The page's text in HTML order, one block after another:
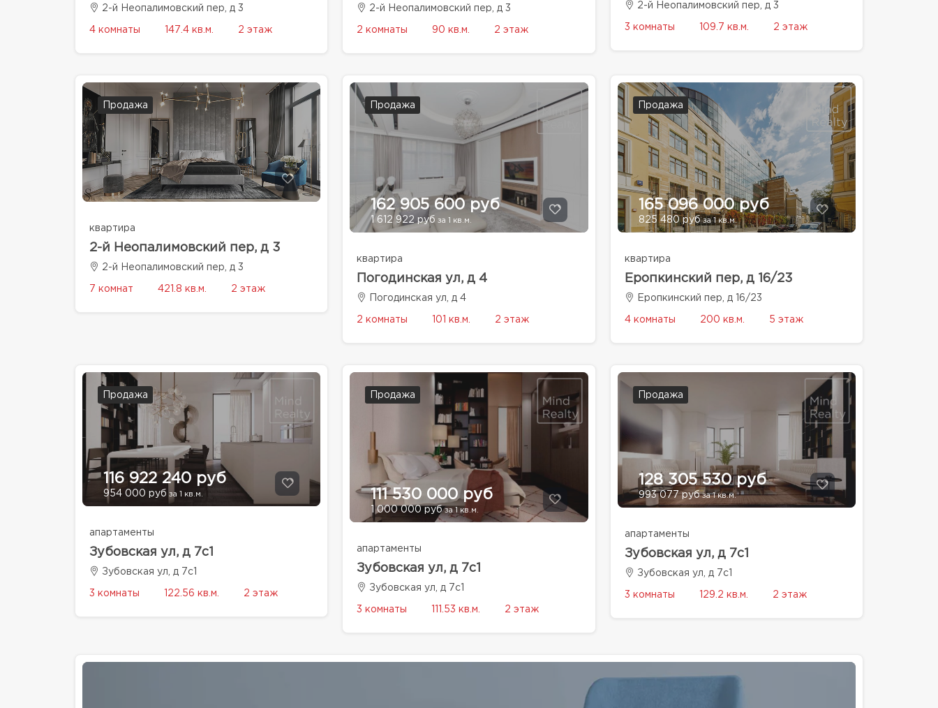
2-й Неопалимовский пер, д 3
4 комнаты 147.4 кв.м. 2 этаж
2-й Неопалимовский пер, д 3
2 комнаты 90 кв.м. 2 этаж
2-й Неопалимовский пер, д 3
3 комнаты 109.7 кв.м. 2 этаж
Продажа
квартира
2-й Неопалимовский пер, д 3
2-й Неопалимовский пер, д 3
7 комнат 421.8 кв.м. 2 этаж
Продажа
162 905 600 руб
1 612 922 руб за 1 кв.м.
квартира
Погодинская ул, д 4
Погодинская ул, д 4
2 комнаты 101 кв.м. 2 этаж
Продажа
165 096 000 руб
825 480 рубза 1 кв.м.
квартира
Еропкинский пер, д 16/23
Еропкинский пер, д 16/23
4 комнаты 200 кв.м. 5 этаж
Продажа
116 922 240 руб
954 000 руб за 1 кв.м.
апартаменты
Зубовская ул, д 7с1
Зубовская ул, д 7с1
3 комнаты 122.56 кв.м. 2 этаж
Продажа
111 530 000 руб
1 000 000 рубза 1 кв.м.
апартаменты
Зубовская ул, д 7с1
Зубовская ул, д 7с1
3 комнаты 111.53 кв.м. 2 этаж
Продажа
128 305 530 руб
993 077 рубза 1 кв.м.
апартаменты
Зубовская ул, д 7с1
Зубовская ул, д 7с1
3 комнаты 129.2 кв.м. 2 этаж